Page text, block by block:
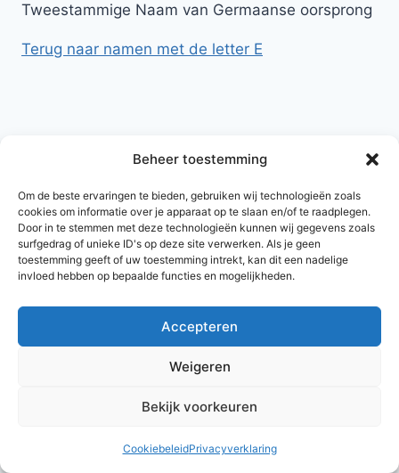
Beheer toestemming
Om de beste ervaringen te bieden, gebruiken wij technologieën zoals
cookies om informatie over je apparaat op te slaan en/of te raadplegen.
Door in te stemmen met deze technologieën kunnen wij gegevens zoals
surfgedrag of unieke ID's op deze site verwerken. Als je geen
toestemming geeft of uw toestemming intrekt, kan dit een nadelige
invloed hebben op bepaalde functies en mogelijkheden.
Accepteren
Weigeren
Bekijk voorkeuren
CookiebeleidPrivacyverklaring
Tweestammige Naam van Germaanse oorsprong
Terug naar namen met de letter E
© 2026 AlleNamen.nl